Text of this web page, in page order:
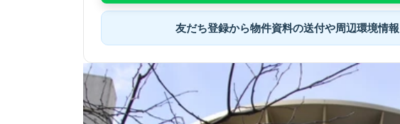
友だち登録から物件資料の送付や周辺環境情報